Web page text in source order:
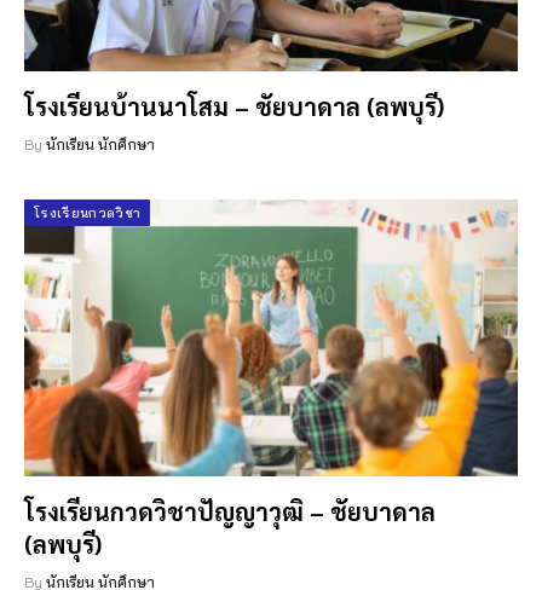
โรงเรียนบ้านนาโสม – ชัยบาดาล (ลพบุรี)
By นักเรียน นักศึกษา
โรงเรียนกวดวิชา
โรงเรียนกวดวิชาปัญญาวุฒิ – ชัยบาดาล
(ลพบุรี)
By นักเรียน นักศึกษา